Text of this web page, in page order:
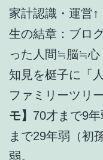
家計認識・運営↑
生の結章：ブロ
った人間≒脳≒心
知見を梃子に「
ファミリーツリ
モ】 70才まで9
まで29年弱（初
弱。